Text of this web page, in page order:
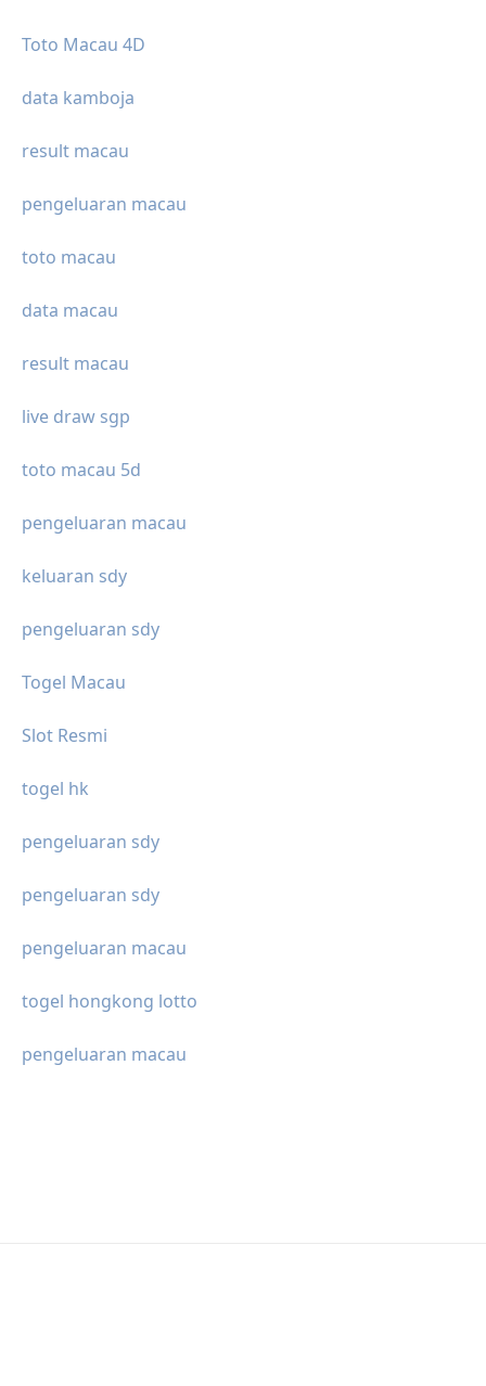
Toto Macau 4D
data kamboja
result macau
pengeluaran macau
toto macau
data macau
result macau
live draw sgp
toto macau 5d
pengeluaran macau
keluaran sdy
pengeluaran sdy
Togel Macau
Slot Resmi
togel hk
pengeluaran sdy
pengeluaran sdy
pengeluaran macau
togel hongkong lotto
pengeluaran macau